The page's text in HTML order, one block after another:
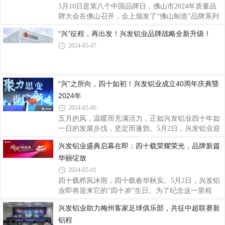
年，公司于香港联交所主板上市。之后随着广东省广
新控股集团有限公司和中国联塑集团控股有限公司分
见诸在国内外的建筑门窗幕墙系统、电子设备、机械
装备、轨道交通、航空、船舶等领域等场景或载
5月10日是第八个中国品牌日，佛山市2024年质量品
牌大会在佛山召开，会上颁发了“佛山制造”品牌系列
识产权创新品牌企业10强”、“佛山市匠心品质品牌企
业50强”称号。兴发铝业作为铝型材行业的龙头企
的起草编制工作，以标准推动企业创新发展，现已参
与起草制定2项国际标准、77项国家标准、33项行业
标准和31项团体标准，并通过严格细分生产工
“兴”征程，再出发！兴发铝业品牌战略全新升级！
2024-05-07
“兴”之所向，四十如初！兴发铝业成立40周年庆典暨
2024年
2024-05-06
五月的风，温暖而充满活力，正如兴发铝业四十年如
一日的发展步伐，坚定而蓬勃。5月2日，兴发铝业迎
业成立40周年庆典暨2024年客户年会”。来自全国各
地的嘉宾、协会专家、经销商客户、合作伙伴以及兴
发铝业的同仁们齐聚一堂，共同见证兴发铝业四十年
的辉煌历程，共话兴发展，共享兴荣耀，共创兴未
来。新程共启，智绘铝业未来图随着音乐响起，“兴
缓拉开。激昂的旋律和舞者们灵动的身姿，展现了兴
发人的澎湃活力与进取精神。会上，兴发铝业董
兴发铝业盛典启幕在即：四十载荣耀荣光，品牌新篇
华丽绽放
2024-05-01
四十载栉风沐雨，四十载春华秋实。5月2日，兴发铝
业即将迎来它的“四十岁”生日。为了纪念这一里程
典。启新篇：品牌形象全面升级品牌是承载美好向往
的重要载体，兴发的品牌故事是生生不息的，也是不
兴发铝业助力梅州客家足球俱乐部，共征中超联赛新
铝程